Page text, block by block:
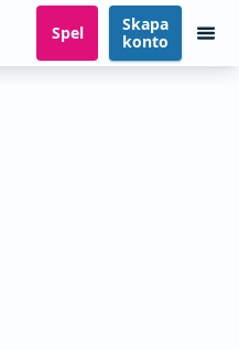
Spel
Skapa
konto